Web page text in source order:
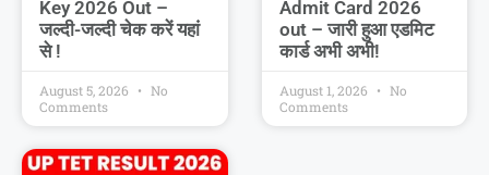
Key 2026 Out –
जल्दी-जल्दी चेक करें यहां
से !
August 5, 2026
No
Comments
Admit Card 2026
out – जारी हुआ एडमिट
कार्ड अभी अभी!
August 1, 2026
No
Comments